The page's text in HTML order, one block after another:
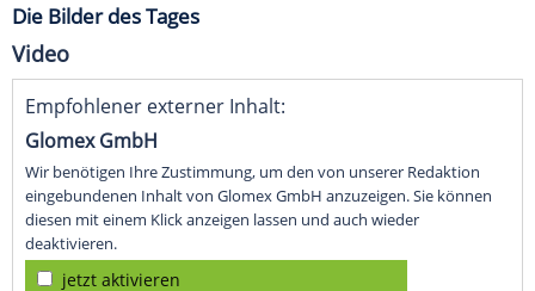
Die Bilder des Tages
Video
Empfohlener externer Inhalt:
Glomex GmbH
Wir benötigen Ihre Zustimmung, um den von unserer Redaktion
eingebundenen Inhalt von Glomex GmbH anzuzeigen. Sie können
diesen mit einem Klick anzeigen lassen und auch wieder
deaktivieren.
jetzt aktivieren